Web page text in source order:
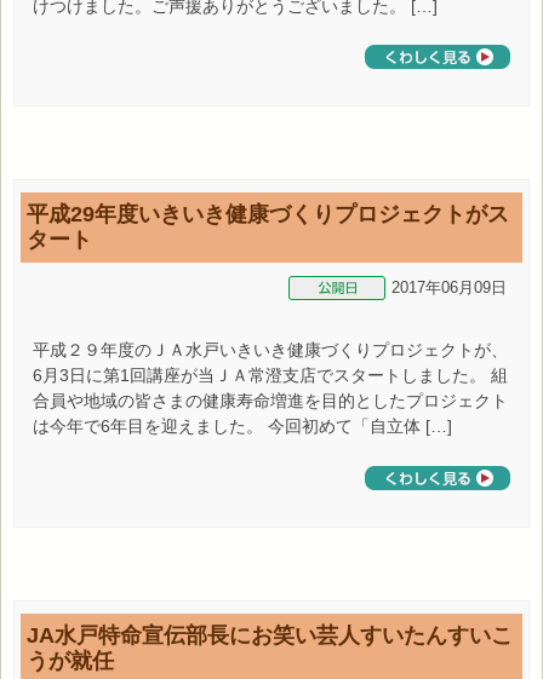
けつけました。ご声援ありがとうございました。 […]
平成29年度いきいき健康づくりプロジェクトがス
タート
2017年06月09日
平成２９年度のＪＡ水戸いきいき健康づくりプロジェクトが、
6月3日に第1回講座が当ＪＡ常澄支店でスタートしました。 組
合員や地域の皆さまの健康寿命増進を目的としたプロジェクト
は今年で6年目を迎えました。 今回初めて「自立体 […]
JA水戸特命宣伝部長にお笑い芸人すいたんすいこ
うが就任